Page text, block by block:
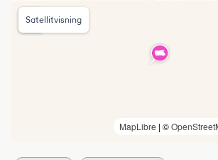
MapLibre | ©
Satellitvisning